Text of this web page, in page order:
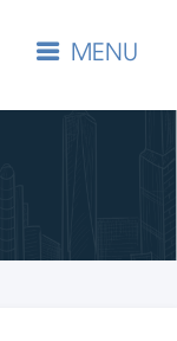
MENU